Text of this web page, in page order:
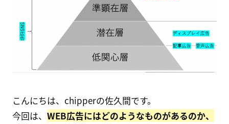
こんにちは、chipperの佐久間です。
今回は、 WEB広告にはどのようなものがあるのか、